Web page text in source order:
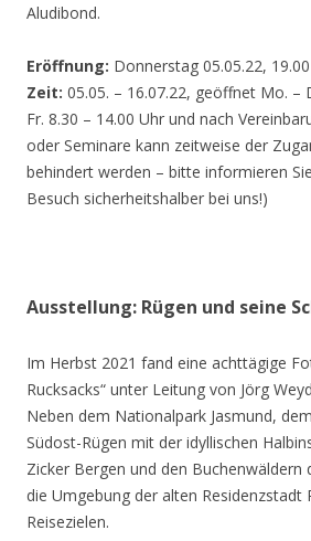
Aludibond.
Eröffnung: Donnerstag 05.05.22,
Zeit: 05.05. – 16.07.22, geöffnet Mo. –
Fr. 8.30 – 14.00 Uhr und nach
oder Seminare kann zeitweise der
behindert werden – bitte informieren
Besuch sicherheitshalber bei uns!)
Ausstellung: Rügen und seine
Im Herbst 2021 fand eine achttägige
Rucksacks“ unter Leitung von Jörg
Neben dem Nationalpark Jasmund,
Südost-Rügen mit der idyllischen
Zicker Bergen und den Buchenwäldern
die Umgebung der alten Residenzstadt
Reisezielen.